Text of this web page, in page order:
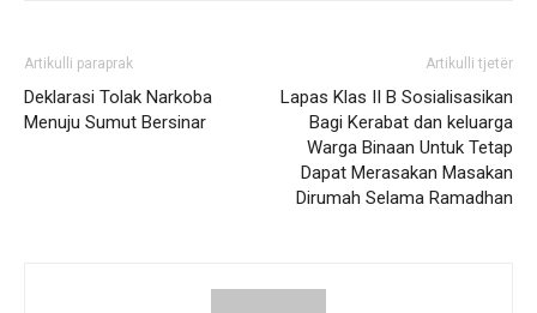
Artikulli paraprak
Deklarasi Tolak Narkoba
Menuju Sumut Bersinar
Artikulli tjetër
Lapas Klas II B Sosialisasikan
Bagi Kerabat dan keluarga
Warga Binaan Untuk Tetap
Dapat Merasakan Masakan
Dirumah Selama Ramadhan